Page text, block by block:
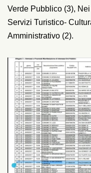
Verde Pubblico (3),
Servizi Turistico-
Amministrativo (2).